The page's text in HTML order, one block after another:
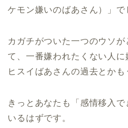
ケモン嫌いのばあさん）」で
カガチがついた一つのウソ
て、一番嫌われたくない人に
ヒスイばあさんの過去とかも
きっとあなたも「感情移入
いるはずです。